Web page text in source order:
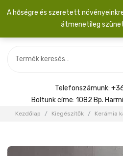
SZOBANÖVÉNY
KIEGÉSZÍTŐK
Menyasszonyi
Telefonszámunk:
Boltunk címe: 1082 Bp.
Kezdőlap / Kiegészítők / Kerámia
A hőségre és szeretett
átmenetileg